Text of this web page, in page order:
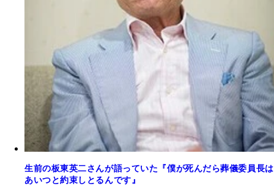
生前の板東英二さんが語っていた『僕が死んだら葬儀委員長は
あいつと約束しとるんです』